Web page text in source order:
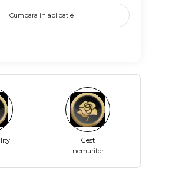
Cumpara in aplicatie
Gest
nemuritor